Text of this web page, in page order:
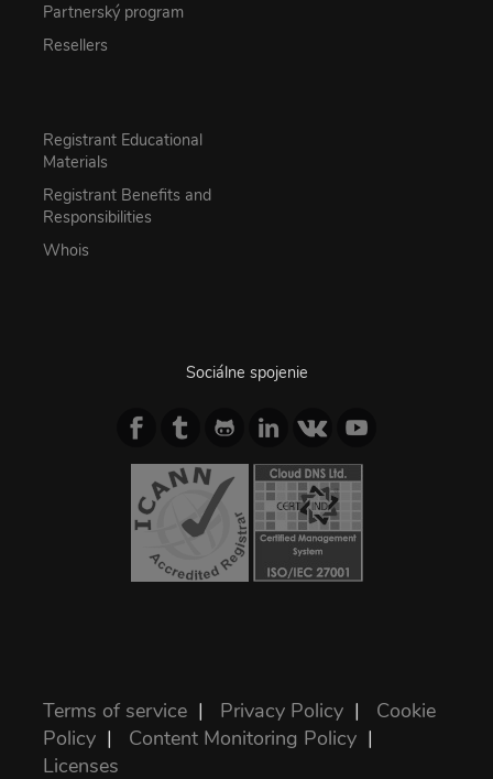
Partnerský program
Resellers
Registrant Educational
Materials
Registrant Benefits and
Responsibilities
Whois
Sociálne spojenie
Terms of service | Privacy Policy | Cookie
Policy | Content Monitoring Policy |
Licenses